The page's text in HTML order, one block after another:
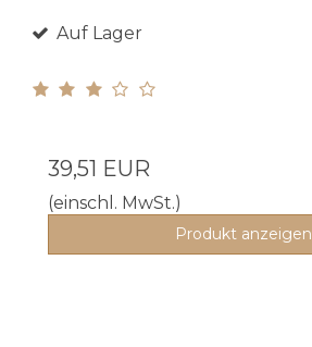
Auf Lager
39,51 EUR
(einschl. MwSt.)
Produkt anzeigen